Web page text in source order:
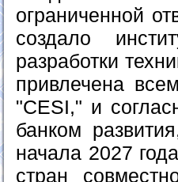
ограниченной
создало
разработки
привлечена
"CESI," и
банком
начала 2027
стран